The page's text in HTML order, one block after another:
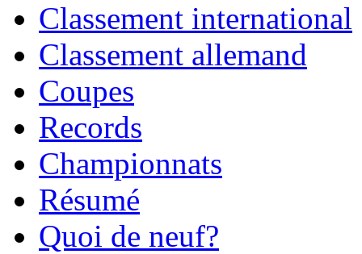
Classement international
Classement allemand
Coupes
Records
Championnats
Résumé
Quoi de neuf?